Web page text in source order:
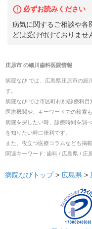
必ずお読みください
病気に関するご相談や各
どは受け付けておりませ
庄原市の細川歯科医院情報
病院なび では、 広島県庄原市の細
す。
病院なび では市区町村別/診療科
医療機関や、キーワードでの検索も
病院を探したい時、診療時間を調
を知りたい時に便利です。
また、役立つ医療コラムなども掲
関連キーワード: 歯科 / 広島県 / 庄
病院なびトップ > 広島県 >